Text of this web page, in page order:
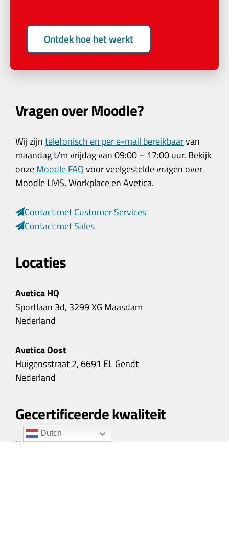
Ontdek hoe het werkt
Vragen over Moodle?
Wij zijntelefonisch en per e-mail bereikbaarvan
maandag t/m vrijdag van 09:00 – 17:00 uur. Bekijk
onzeMoodle FAQvoor veelgestelde vragen over
Moodle LMS, Workplace en Avetica.
Contact met Customer Services
Contact met Sales
Locaties
Avetica HQ
Sportlaan 3d, 3299 XG Maasdam
Nederland
Avetica Oost
Huigensstraat 2, 6691 EL Gendt
Nederland
Gecertificeerde kwaliteit
Kwaliteit gegarandeerd met onze
Dutch